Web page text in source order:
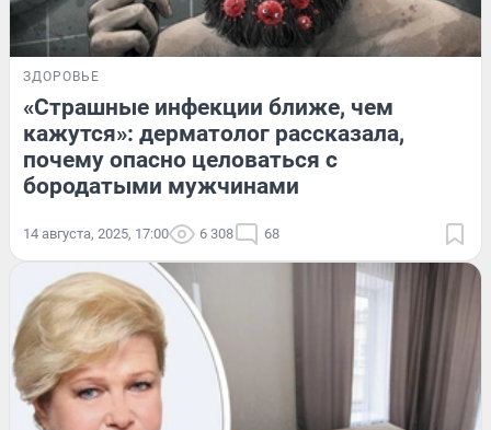
ЗДОРОВЬЕ
«Страшные инфекции ближе, чем
кажутся»: дерматолог рассказала,
почему опасно целоваться с
бородатыми мужчинами
14 августа, 2025, 17:00 6 308 68